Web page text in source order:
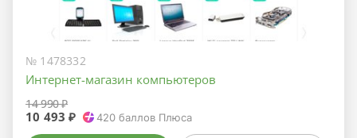
№ 1478332
Интернет-магазин компьютеров
14 990 ₽
10 493 ₽ 420баллов Плюса